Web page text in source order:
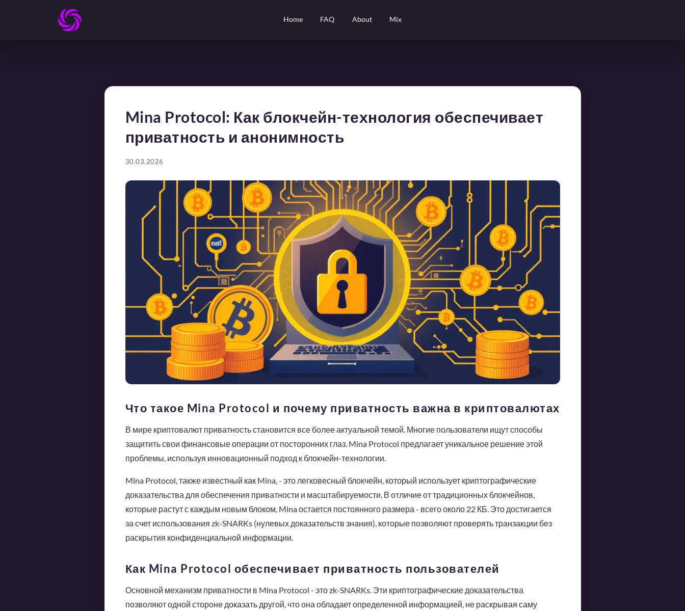
Home FAQ About Mix
Mina Protocol: Как блокчейн-технология обеспечивает
приватность и анонимность
30.03.2026
Что такое Mina Protocol и почему приватность важна в криптовалютах
В мире криптовалют приватность становится все более актуальной темой. Многие пользователи ищут способы
защитить свои финансовые операции от посторонних глаз. Mina Protocol предлагает уникальное решение этой
проблемы, используя инновационный подход к блокчейн-технологии.
Mina Protocol, также известный как Mina, - это легковесный блокчейн, который использует криптографические
доказательства для обеспечения приватности и масштабируемости. В отличие от традиционных блокчейнов,
которые растут с каждым новым блоком, Mina остается постоянного размера - всего около 22 КБ. Это достигается
за счет использования zk-SNARKs (нулевых доказательств знания), которые позволяют проверять транзакции без
раскрытия конфиденциальной информации.
Как Mina Protocol обеспечивает приватность пользователей
Основной механизм приватности в Mina Protocol - это zk-SNARKs. Эти криптографические доказательства
позволяют одной стороне доказать другой, что она обладает определенной информацией, не раскрывая саму